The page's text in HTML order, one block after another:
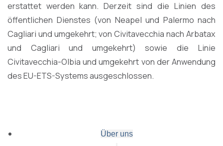
erstattet werden kann. Derzeit sind die Linien des
öffentlichen Dienstes (von Neapel und Palermo nach
Cagliari und umgekehrt; von Civitavecchia nach Arbatax
und Cagliari und umgekehrt) sowie die Linie
Civitavecchia-Olbia und umgekehrt von der Anwendung
des EU-ETS-Systems ausgeschlossen.
Über uns